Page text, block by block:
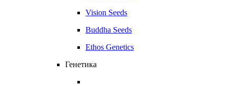
Vision Seeds
Buddha Seeds
Ethos Genetics
Генетика